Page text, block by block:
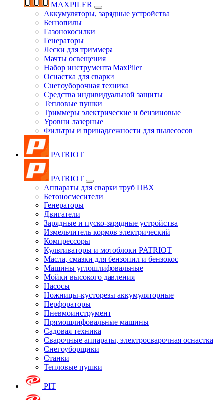
MAXPILER
Аккумуляторы, зарядные устройства
Бензопилы
Газонокосилки
Генераторы
Лески для триммера
Мачты освещения
Набор инструмента MaxPiler
Оснастка для сварки
Снегоуборочная техника
Средства индивидуальной защиты
Тепловые пушки
Триммеры электрические и бензиновые
Уровни лазерные
Фильтры и принадлежности для пылесосов
PATRIOT
PATRIOT
Аппараты для сварки труб ПВХ
Бетоносмесители
Генераторы
Двигатели
Зарядные и пуско-зарядные устройства
Измельчитель кормов электрический
Компрессоры
Культиваторы и мотоблоки PATRIOT
Масла, смазки для бензопил и бензокос
Машины углошлифовальные
Мойки высокого давления
Насосы
Ножницы-кусторезы аккумуляторные
Перфораторы
Пневмоинструмент
Прямошлифовальные машины
Садовая техника
Сварочные аппараты, электросварочная оснастка
Снегоуборщики
Станки
Тепловые пушки
PIT